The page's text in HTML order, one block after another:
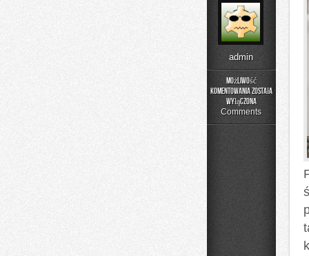
admin
Możliwość
komentowania
Pożyczka
zadłużonych
została
wyłączona
Comments